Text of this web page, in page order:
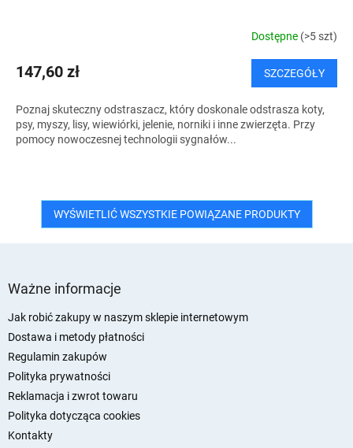
Dostępne (>5 szt)
147,60 zł SZCZEGÓŁY
Poznaj skuteczny odstraszacz, który doskonale odstrasza koty,
psy, myszy, lisy, wiewiórki, jelenie, norniki i inne zwierzęta. Przy
pomocy nowoczesnej technologii sygnałów...
WYŚWIETLIĆ WSZYSTKIE POWIĄZANE PRODUKTY
Ważne informacje
Jak robić zakupy w naszym sklepie internetowym
Dostawa i metody płatności
Regulamin zakupów
Polityka prywatności
Reklamacja i zwrot towaru
Polityka dotycząca cookies
Kontakty